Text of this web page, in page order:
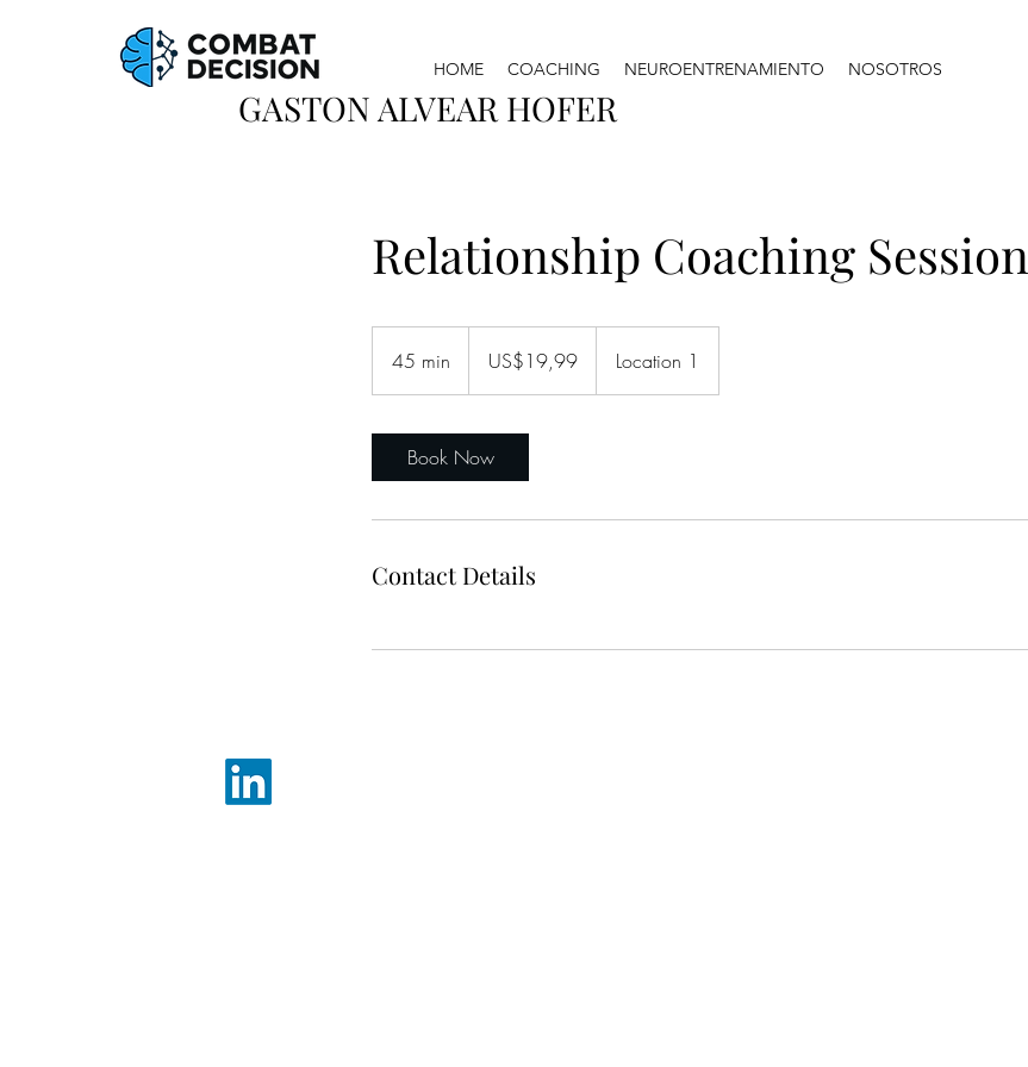
HOME COACHING NEUROENTRENAMIENTO NOSOTROS
GASTON ALVEAR HOFER
Relationship Coaching Session
45 min
5
n
estadounidenses
US$19,99 Location 1
Book Now
Contact Details